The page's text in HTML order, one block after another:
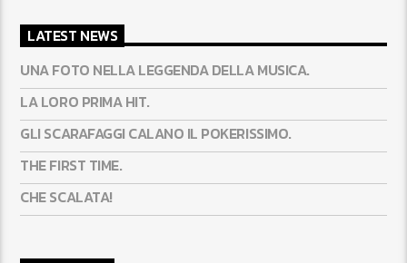
LATEST NEWS
UNA FOTO NELLA LEGGENDA DELLA MUSICA.
LA LORO PRIMA HIT.
GLI SCARAFAGGI CALANO IL POKERISSIMO.
THE FIRST TIME.
CHE SCALATA!